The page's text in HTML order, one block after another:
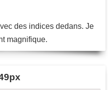
des indices dedans. Je
magnifique.